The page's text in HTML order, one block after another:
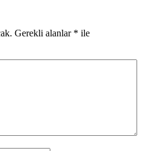
Gerekli alanlar * ile